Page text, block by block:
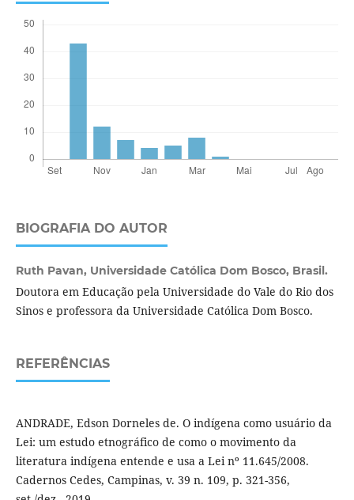
BIOGRAFIA DO AUTOR
Ruth Pavan, Universidade Católica Dom Bosco, Brasil.
Doutora em Educação pela Universidade do Vale do Rio dos
Sinos e professora da Universidade Católica Dom Bosco.
REFERÊNCIAS
ANDRADE, Edson Dorneles de. O indígena como usuário da
Lei: um estudo etnográfico de como o movimento da
literatura indígena entende e usa a Lei nº 11.645/2008.
Cadernos Cedes, Campinas, v. 39 n. 109, p. 321-356,